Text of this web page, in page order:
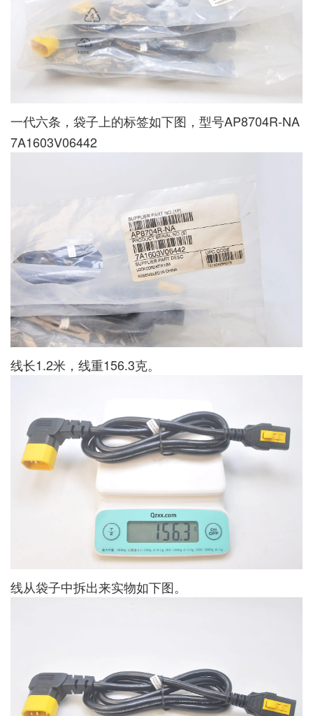
一代六条，袋子上的标签如下图，型号AP8704R-NA
7A1603V06442
线长1.2米，线重156.3克。
线从袋子中拆出来实物如下图。